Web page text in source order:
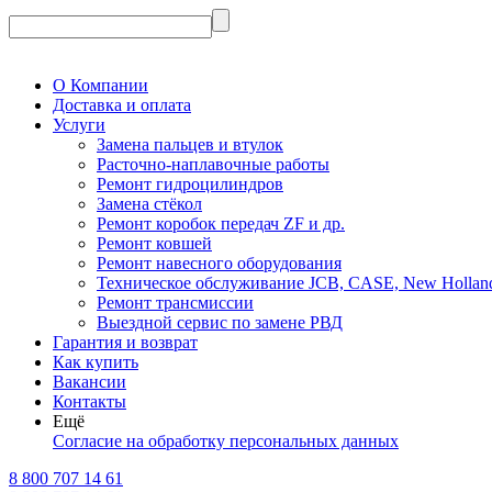
О Компании
Доставка и оплата
Услуги
Замена пальцев и втулок
Расточно-наплавочные работы
Ремонт гидроцилиндров
Замена стёкол
Ремонт коробок передач ZF и др.
Ремонт ковшей
Ремонт навесного оборудования
Техническое обслуживание JCB, CASE, New
Ремонт трансмиссии
Выездной сервис по замене РВД
Гарантия и возврат
Как купить
Вакансии
Контакты
Ещё
Согласие на обработку персональных данных
8 800 707 14 61